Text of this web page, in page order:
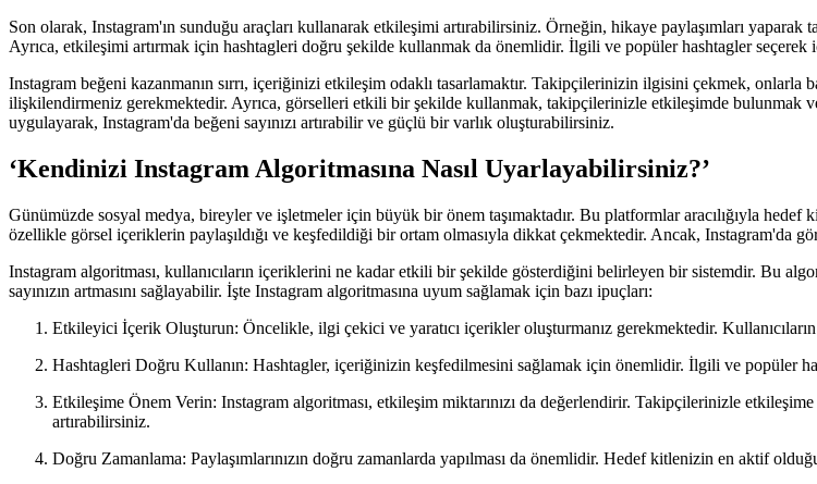
Son olarak, Instagram'ın sunduğu araçları kullanarak etkileşimi artırabilirsiniz. Örneğin, hikaye paylaşımları
Ayrıca, etkileşimi artırmak için hashtagleri doğru şekilde kullanmak da önemlidir. İlgili ve popüler hashtagler
Instagram beğeni kazanmanın sırrı, içeriğinizi etkileşim odaklı tasarlamaktır. Takipçilerinizin ilgisini çekmek,
ilişkilendirmeniz gerekmektedir. Ayrıca, görselleri etkili bir şekilde kullanmak, takipçilerinizle etkileşimde bulunmak
uygulayarak, Instagram'da beğeni sayınızı artırabilir ve güçlü bir varlık oluşturabilirsiniz.
‘Kendinizi Instagram Algoritmasına Nasıl Uyarlayabilirsiniz?’
Günümüzde sosyal medya, bireyler ve işletmeler için büyük bir önem taşımaktadır. Bu platformlar aracılığıyla hedef
özellikle görsel içeriklerin paylaşıldığı ve keşfedildiği bir ortam olmasıyla dikkat çekmektedir. Ancak, Instagram'da
Instagram algoritması, kullanıcıların içeriklerini ne kadar etkili bir şekilde gösterdiğini belirleyen bir sistemdir. Bu
sayınızın artmasını sağlayabilir. İşte Instagram algoritmasına uyum sağlamak için bazı ipuçları:
Etkileyici İçerik Oluşturun: Öncelikle, ilgi çekici ve yaratıcı içerikler oluşturmanız gerekmektedir.
Hashtagleri Doğru Kullanın: Hashtagler, içeriğinizin keşfedilmesini sağlamak için önemlidir. İlgili ve popüler
Etkileşime Önem Verin: Instagram algoritması, etkileşim miktarınızı da değerlendirir. Takipçilerinizle
artırabilirsiniz.
Doğru Zamanlama: Paylaşımlarınızın doğru zamanlarda yapılması da önemlidir. Hedef kitlenizin en aktif